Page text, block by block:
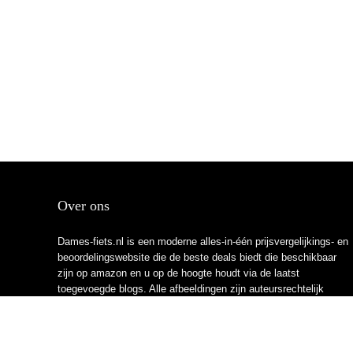
Over ons
Dames-fiets.nl is een moderne alles-in-één prijsvergelijkings- en
beoordelingswebsite die de beste deals biedt die beschikbaar
zijn op amazon en u op de hoogte houdt via de laatst
toegevoegde blogs. Alle afbeeldingen zijn auteursrechtelijk